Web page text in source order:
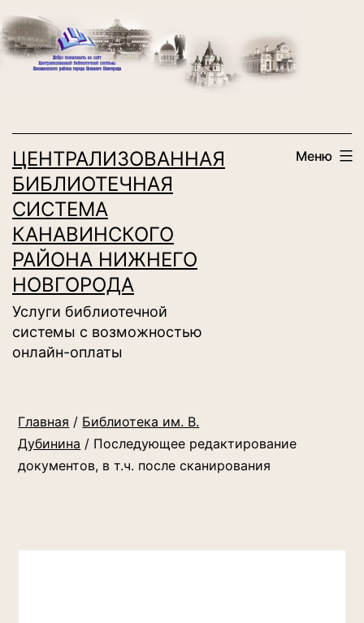
Перейти
к
содержимому
ЦЕНТРАЛИЗОВАННАЯ
БИБЛИОТЕЧНАЯ
СИСТЕМА
КАНАВИНСКОГО
РАЙОНА НИЖНЕГО
НОВГОРОДА
Услуги библиотечной
системы с возможностью
онлайн-оплаты
Меню
Главная / Библиотека им. В.
Дубинина / Последующее редактирование
документов, в т.ч. после сканирования